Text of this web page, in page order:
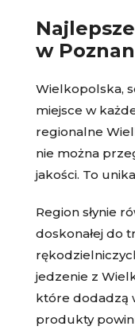
w
Wielkopolska,
miejsce w
regionalne
nie można
jakości. To
Region słynie
doskonałej do
jedzenie z
które dodadzą
produkty